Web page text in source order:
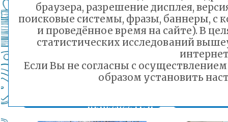
Порядок предоставления льготного
малоимущих семей
Подробнее...
Горячая линия по вопросам школьного
Юнармейцы
Почетного караула
школы № 3 города
Читы выразили слова
военнослужащим
армии РФ в своем
18.10.2022 11:31
№4
браузера, разрешение дисплея,
поисковые системы, фразы, баннеры, с
и проведённое время на сайте). В
статистических исследований
Если Вы не согласны с
образом установить